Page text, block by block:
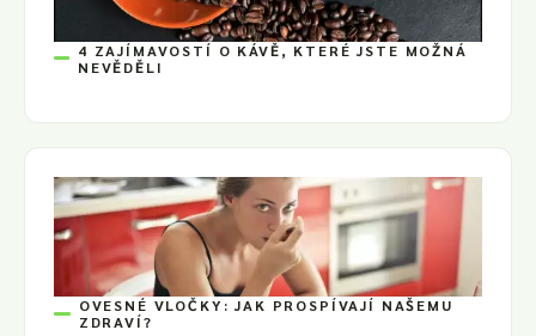
4 ZAJÍMAVOSTÍ O KÁVĚ, KTERÉ JSTE MOŽNÁ
NEVĚDĚLI
OVESNÉ VLOČKY: JAK PROSPÍVAJÍ NAŠEMU
ZDRAVÍ?